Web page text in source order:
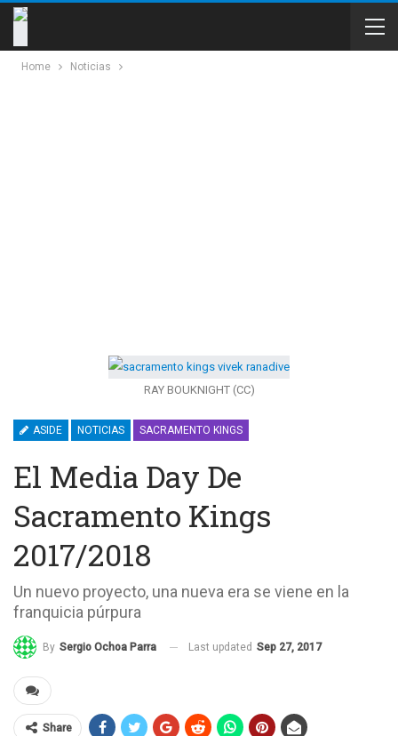
Home Noticias
RAY BOUKNIGHT (CC)
ASIDE NOTICIAS SACRAMENTO KINGS
El Media Day De
Sacramento Kings
2017/2018
Un nuevo proyecto, una nueva era se viene en la
franquicia púrpura
By Sergio Ochoa Parra Last updated Sep 27, 2017
Share